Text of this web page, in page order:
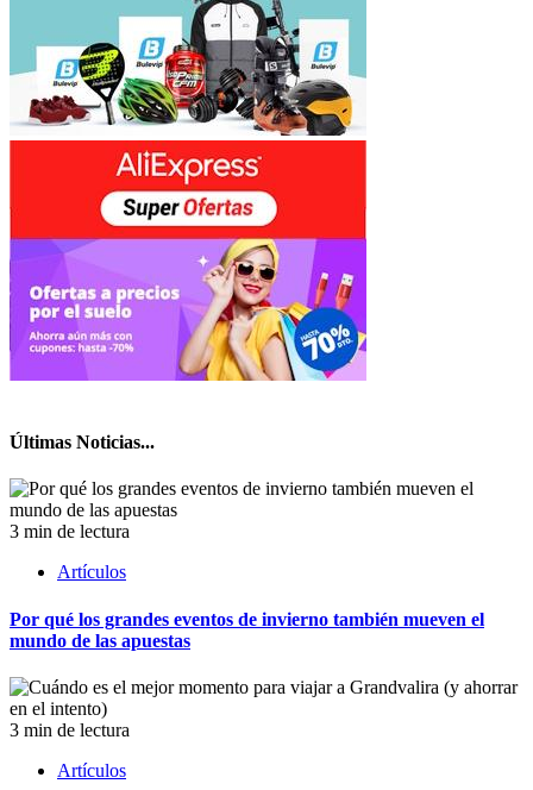
Últimas Noticias...
3 min de lectura
Artículos
Por qué los grandes eventos de invierno también mueven el
mundo de las apuestas
3 min de lectura
Artículos